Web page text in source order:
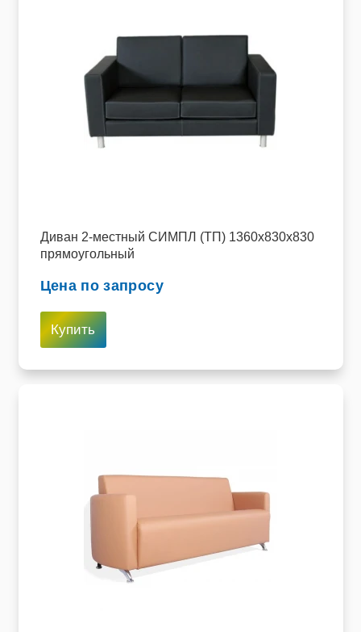
Диван 2-местный СИМПЛ (ТП) 1360х830х830
прямоугольный
Цена по запросу
Купить